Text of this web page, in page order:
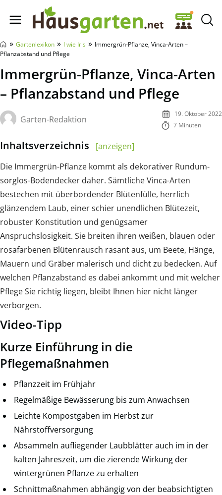
Hausgarten.net
» Gartenlexikon » I wie Iris » Immergrün-Pflanze, Vinca-Arten –
Pflanzabstand und Pflege
Immergrün-Pflanze, Vinca-Arten
– Pflanzabstand und Pflege
Garten-Redaktion
19. Oktober 2022
7 Minuten
Inhaltsverzeichnis
[anzeigen]
Die Immergrün-Pflanze kommt als dekorativer Rundum-
sorglos-Bodendecker daher. Sämtliche Vinca-Arten
bestechen mit überbordender Blütenfülle, herrlich
glänzendem Laub, einer schier unendlichen Blütezeit,
robuster Konstitution und genügsamer
Anspruchslosigkeit. Sie breiten ihren weißen, blauen oder
rosafarbenen Blütenrausch rasant aus, um Beete, Hänge,
Mauern und Gräber malerisch und dicht zu bedecken. Auf
welchen Pflanzabstand es dabei ankommt und mit welcher
Pflege Sie richtig liegen, bleibt Ihnen hier nicht länger
verborgen.
Video-Tipp
Kurze Einführung in die
Pflegemaßnahmen
Pflanzzeit im Frühjahr
Regelmäßige Bewässerung bis zum Anwachsen
Leichte Kompostgaben im Herbst zur
Nährstoffversorgung
Absammeln aufliegender Laubblätter auch im in der
kalten Jahreszeit, um die zierende Wirkung der
wintergrünen Pflanze zu erhalten
Schnittmaßnahmen abhängig von der beabsichtigten